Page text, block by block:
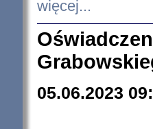
więcej...
05.06.2023